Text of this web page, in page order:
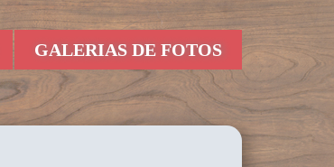
GALERIAS DE FOTOS